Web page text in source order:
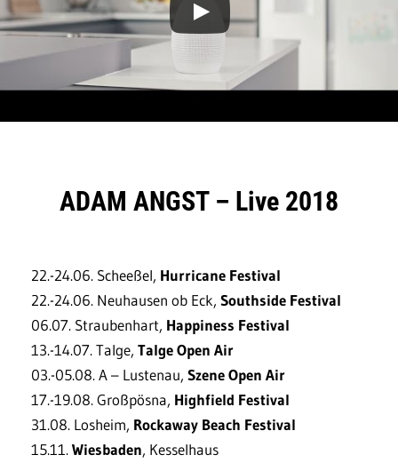
ADAM ANGST – Live 2018
22.-24.06. Scheeßel, Hurricane Festival
22.-24.06. Neuhausen ob Eck, Southside Festival
06.07. Straubenhart, Happiness Festival
13.-14.07. Talge, Talge Open Air
03.-05.08. A – Lustenau, Szene Open Air
17.-19.08. Großpösna, Highfield Festival
31.08. Losheim, Rockaway Beach Festival
15.11.Wiesbaden, Kesselhaus